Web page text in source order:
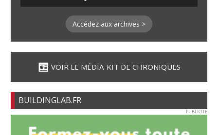
Accédez aux archives >
VOIR LE MÉDIA-KIT DE CHRONIQUES
BUILDINGLAB.FR
PUBLICITE